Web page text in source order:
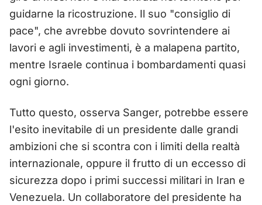
guidarne la ricostruzione. Il suo "consiglio di
pace", che avrebbe dovuto sovrintendere ai
lavori e agli investimenti, è a malapena partito,
mentre Israele continua i bombardamenti quasi
ogni giorno.
Tutto questo, osserva Sanger, potrebbe essere
l'esito inevitabile di un presidente dalle grandi
ambizioni che si scontra con i limiti della realtà
internazionale, oppure il frutto di un eccesso di
sicurezza dopo i primi successi militari in Iran e
Venezuela. Un collaboratore del presidente ha